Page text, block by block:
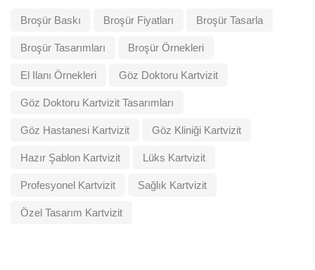
Broşür Baskı Broşür Fiyatları Broşür Tasarla
Broşür Tasarımları Broşür Örnekleri
El Ilanı Örnekleri Göz Doktoru Kartvizit
Göz Doktoru Kartvizit Tasarımları
Göz Hastanesi Kartvizit Göz Kliniği Kartvizit
Hazır Şablon Kartvizit Lüks Kartvizit
Profesyonel Kartvizit Sağlık Kartvizit
Özel Tasarım Kartvizit